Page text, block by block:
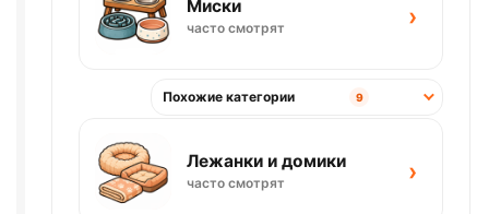
Миски
часто смотрят ›
Похожие категории 9
Лежанки и домики
часто смотрят ›